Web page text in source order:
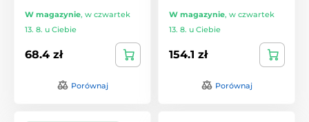
W magazynie, w czwartek
13. 8. u Ciebie
68.4 zł
Porównaj
W magazynie, w czwartek
13. 8. u Ciebie
154.1 zł
Porównaj